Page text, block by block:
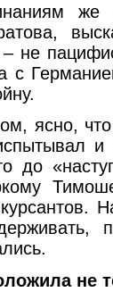
же
– не
с
ясно,
и
до
не